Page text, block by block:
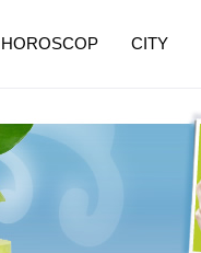
HOROSCOP CITY
ce înaintezi în vârstă